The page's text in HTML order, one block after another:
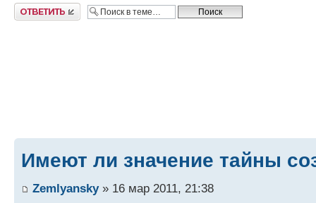
Ответить
Имеют ли значение тайны
Zemlyansky» 16 мар 2011, 21:38